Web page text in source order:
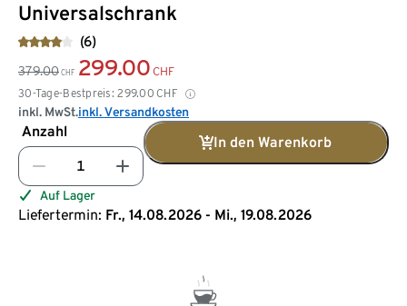
Universalschrank
(6)
379.00 CHF 299.00 CHF
30-Tage-Bestpreis: 299.00 CHF
inkl. MwSt.inkl. Versandkosten
Anzahl
In den Warenkorb
Auf Lager
Liefertermin: Fr., 14.08.2026 - Mi., 19.08.2026